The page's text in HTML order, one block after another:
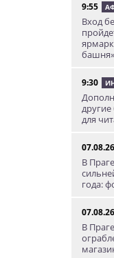
9:55
Вход
башня»
9:30
для
В
года:
В